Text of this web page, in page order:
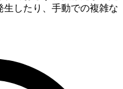
生したり、手動での複雑な